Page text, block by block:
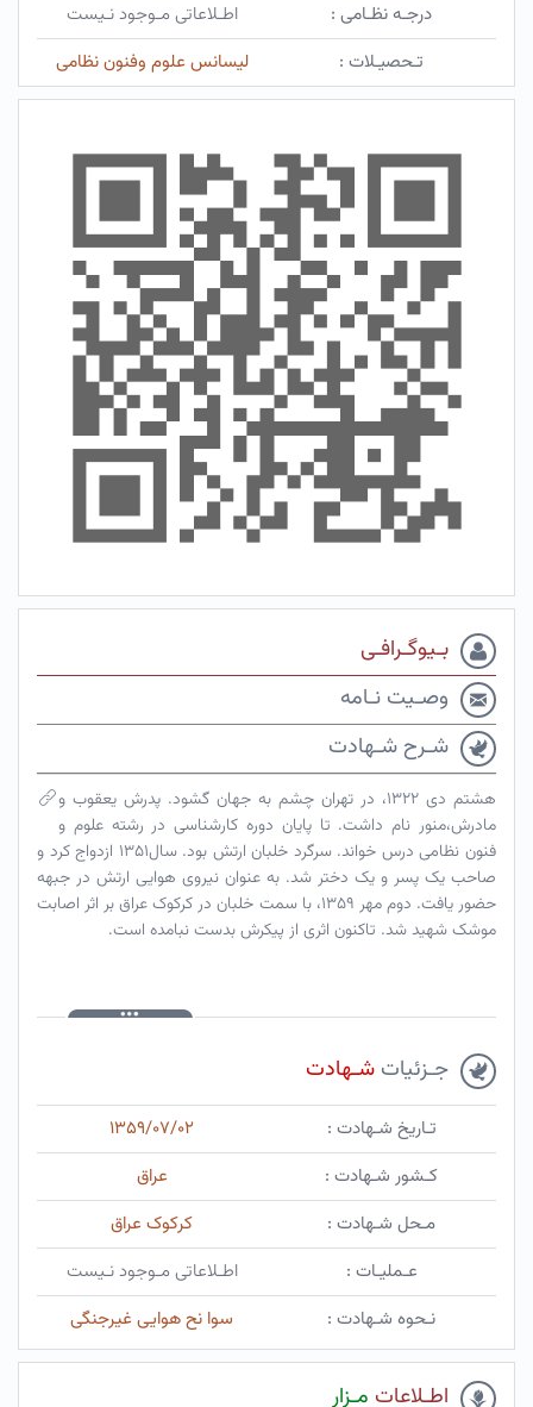
درجـه نظـامی :
اطـلاعاتی مـوجود نـیست
تـحصیـلات :
لیسانس علوم وفنون نظامی
بـیوگـرافـی
وصـیت نـامه
شـرح شـهادت
هشتم دی ۱۳۲۲، در تهران چشم به جهان گشود. پدرش یعقوب و
مادرش،منور نام داشت. تا پایان دوره کارشناسی در رشته علوم و
فنون نظامی درس خواند. سرگرد خلبان ارتش بود. سال۱۳۵۱ ازدواج کرد و
صاحب یک پسر و یک دختر شد. به عنوان نیروی هوایی ارتش در جبهه
حضور یافت. دوم مهر ۱۳۵۹، با سمت خلبان در کرکوک عراق بر اثر اصابت
موشک شهید شد. تاکنون اثری از پیکرش بدست نبامده است.
جـزئیات شـهادت
تـاریخ شـهادت :
۱۳۵۹/۰۷/۰۲
کـشور شـهادت :
عراق
مـحل شـهادت :
کرکوک عراق
عـملیـات :
اطـلاعاتی مـوجود نـیست
نـحوه شـهادت :
سوا نح هوایی غیرجنگی
اطـلاعات مـزار